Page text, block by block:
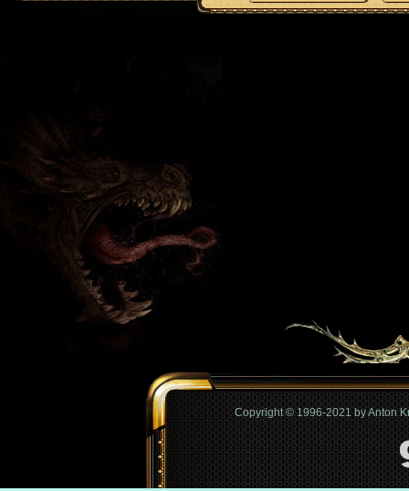
Copyright © 1996-2021 by Anton